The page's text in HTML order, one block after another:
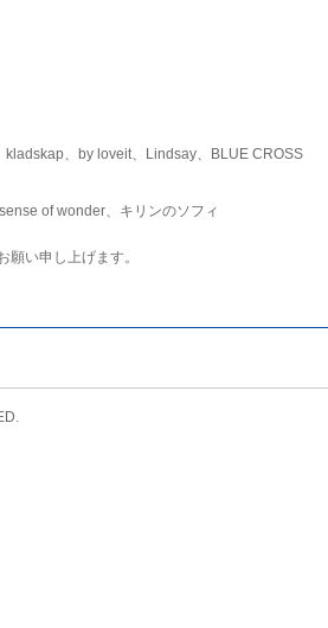
、by loveit、Lindsay、BLUE CROSS
of wonder、キリンのソフィ
い申し上げます。